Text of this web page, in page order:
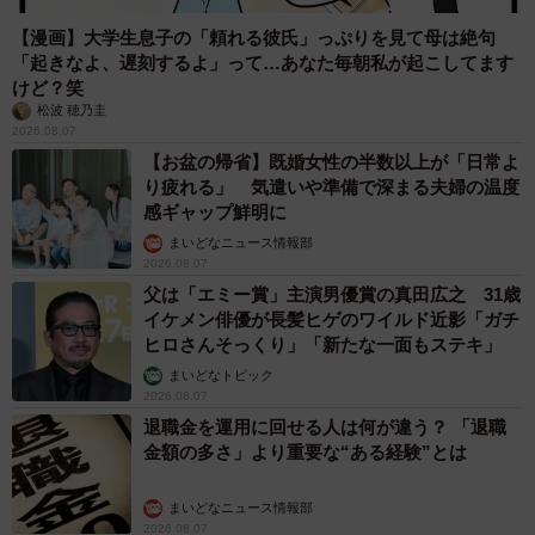
【漫画】大学生息子の「頼れる彼氏」っぷりを見て母は絶句
「起きなよ、遅刻するよ」って…あなた毎朝私が起こしてます
けど？笑
松波 穂乃圭
2026.08.07
【お盆の帰省】既婚女性の半数以上が「日常よ
り疲れる」 気遣いや準備で深まる夫婦の温度
感ギャップ鮮明に
まいどなニュース情報部
2026.08.07
父は「エミー賞」主演男優賞の真田広之 31歳
イケメン俳優が長髪ヒゲのワイルド近影「ガチ
ヒロさんそっくり」「新たな一面もステキ」
まいどなトピック
2026.08.07
退職金を運用に回せる人は何が違う？ 「退職
金額の多さ」より重要な“ある経験”とは
まいどなニュース情報部
2026.08.07